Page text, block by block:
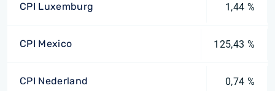
CPI Luxemburg 1,44 %
CPI Mexico 125,43 %
CPI Nederland 0,74 %